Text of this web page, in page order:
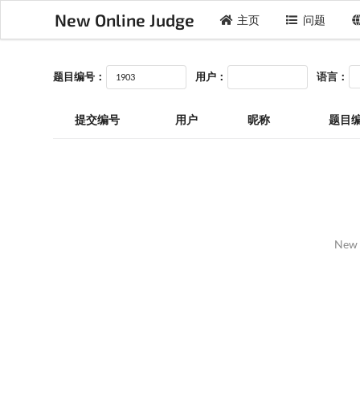
New Online Judge 主页 问题
题目编号： 用户： 语言：
提交编号 用户 昵称 题目